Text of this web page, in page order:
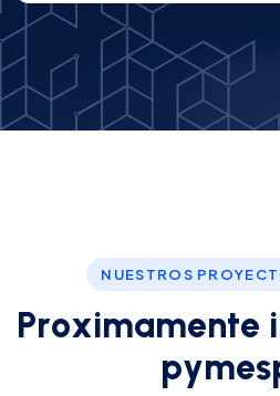
NUESTROS
Proximamente i
pymes